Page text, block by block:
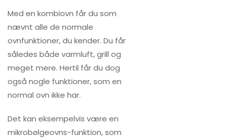
Med en kombiovn får du som
nævnt alle de normale
ovnfunktioner, du kender. Du får
således både varmluft, grill og
meget mere. Hertil får du dog
også nogle funktioner, som en
normal ovn ikke har.
Det kan eksempelvis være en
mikrobølgeovns-funktion, som